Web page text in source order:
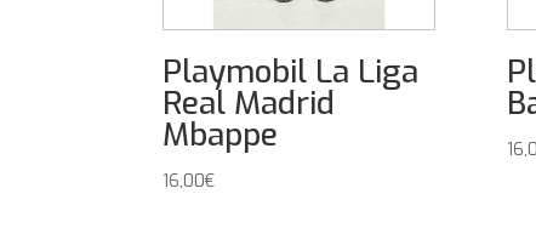
Playmobil La Liga
Real Madrid
Mbappe
16,00€